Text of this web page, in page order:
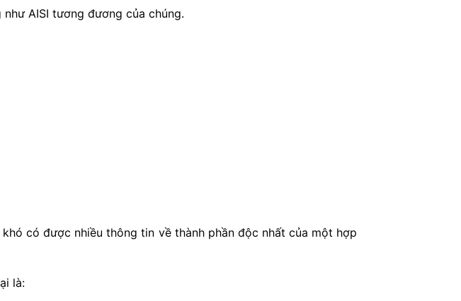
AISI tương đương của chúng.
có được nhiều thông tin về thành phần độc nhất của một hợp
là: